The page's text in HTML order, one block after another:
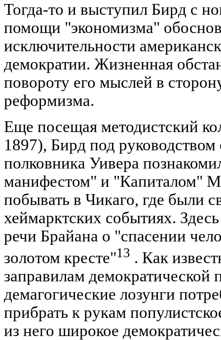
Тогда-то и выступил Бирд с
помощи "экономизма"
исключительности
демократии. Жизненная
повороту его мыслей в
реформизма.
Еще посещая методистский
1897), Бирд под руководством
полковника Уивера
манифестом" и "Капиталом"
побывать в Чикаго, где были
хеймарктских событиях.
речи Брайана о "спасении
золотом кресте"13 . Как
заправилам демократической
демагогические лозунги
прибрать к рукам
из него широкое